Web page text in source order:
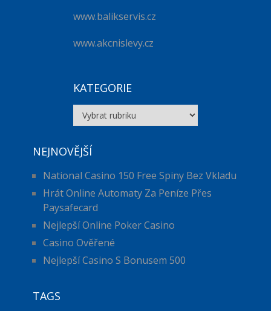
www.balikservis.cz
www.akcnislevy.cz
KATEGORIE
Kategorie
NEJNOVĚJŠÍ
National Casino 150 Free Spiny Bez Vkladu
Hrát Online Automaty Za Peníze Přes
Paysafecard
Nejlepší Online Poker Casino
Casino Ověřené
Nejlepší Casino S Bonusem 500
TAGS